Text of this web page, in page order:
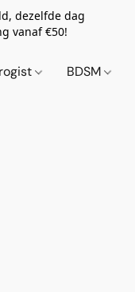
dezelfde dag
vanaf €50!
BDSM